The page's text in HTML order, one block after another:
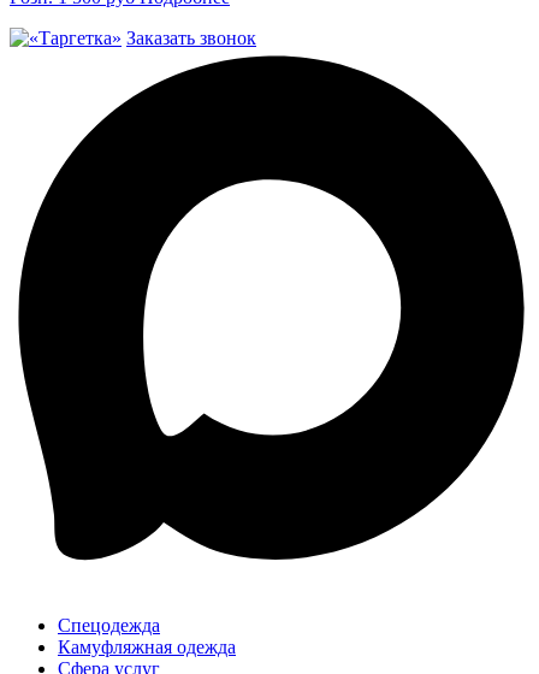
Заказать звонок
Спецодежда
Камуфляжная одежда
Сфера услуг